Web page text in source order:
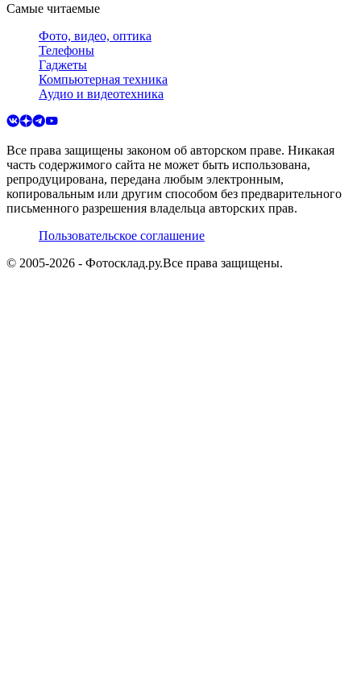
Самые читаемые
Фото, видео, оптика
Телефоны
Гаджеты
Компьютерная техника
Аудио и видеотехника
Все права защищены законом об авторском праве. Никакая
часть содержимого сайта не может быть использована,
репродуцирована, передана любым электронным,
копировальным или другим способом без предварительного
письменного разрешения владельца авторских прав.
Пользовательское соглашение
© 2005-2026 - Фотосклад.ру.Все права защищены.